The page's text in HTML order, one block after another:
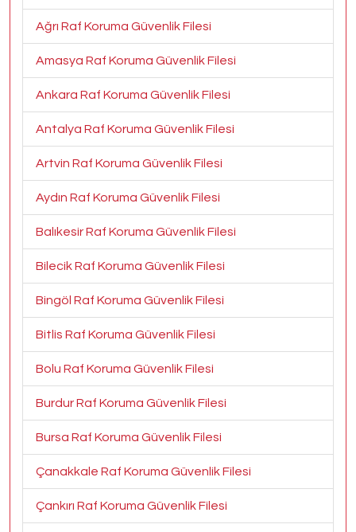
Ağrı Raf Koruma Güvenlik Filesi
Amasya Raf Koruma Güvenlik Filesi
Ankara Raf Koruma Güvenlik Filesi
Antalya Raf Koruma Güvenlik Filesi
Artvin Raf Koruma Güvenlik Filesi
Aydın Raf Koruma Güvenlik Filesi
Balıkesir Raf Koruma Güvenlik Filesi
Bilecik Raf Koruma Güvenlik Filesi
Bingöl Raf Koruma Güvenlik Filesi
Bitlis Raf Koruma Güvenlik Filesi
Bolu Raf Koruma Güvenlik Filesi
Burdur Raf Koruma Güvenlik Filesi
Bursa Raf Koruma Güvenlik Filesi
Çanakkale Raf Koruma Güvenlik Filesi
Çankırı Raf Koruma Güvenlik Filesi